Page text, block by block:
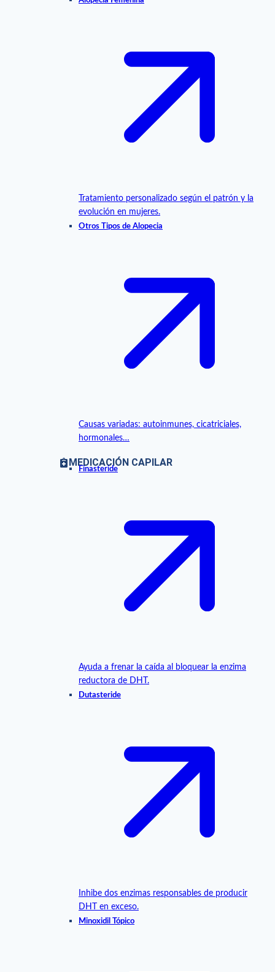
Tratamiento personalizado según el patrón y la
evolución en mujeres.
Otros Tipos de Alopecia
Causas variadas: autoinmunes, cicatriciales,
hormonales…
MEDICACIÓN CAPILAR
Finasteride
Ayuda a frenar la caída al bloquear la enzima
reductora de DHT.
Dutasteride
Inhibe dos enzimas responsables de producir
DHT en exceso.
Minoxidil Tópico